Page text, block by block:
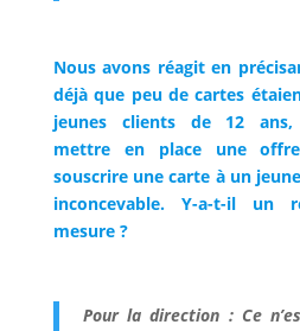
Nous avons réagit en
déjà que peu de cartes
jeunes clients de 12 ans,
mettre en place une
souscrire une carte à un
inconcevable. Y-a-t-il
mesure ?
Pour la direction : Ce